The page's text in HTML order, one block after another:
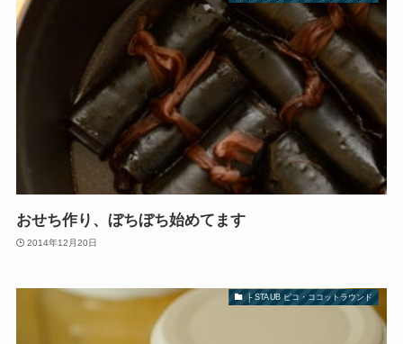
おせち作り、ぼちぼち始めてます
2014年12月20日
├ STAUB ピコ・ココットラウンド